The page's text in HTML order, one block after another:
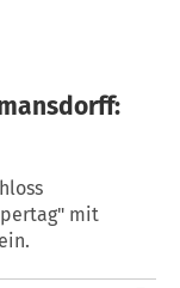
mit